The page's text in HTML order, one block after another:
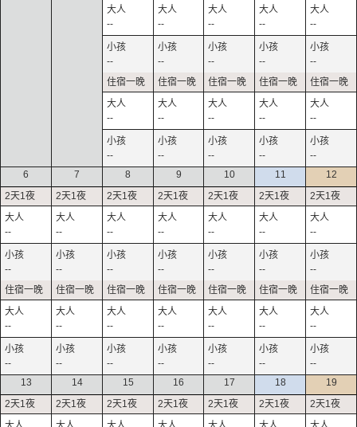
--
--
--
--
--
--
--
--
--
--
--
--
--
--
--
--
--
--
--
--
6
--
--
--
--
7
--
--
--
--
8
--
--
--
--
9
--
--
--
--
10
--
--
--
--
11
--
--
--
--
12
--
--
--
--
13
14 15 16 17 18 19